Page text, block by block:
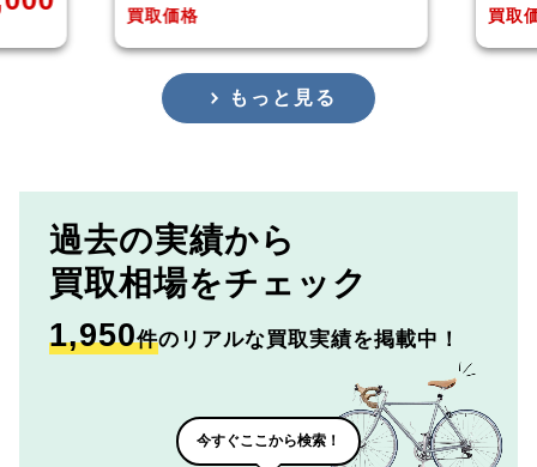
買取価格
もっと見る
過去の実績から
買取相場をチェック
1,950件のリアルな買取実績を掲載中！
今すぐここから検索！